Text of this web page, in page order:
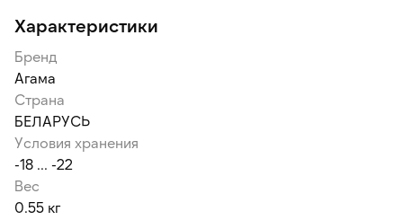
Характеристики
Бренд
Агама
Страна
БЕЛАРУСЬ
Условия хранения
-18 ... -22
Вес
0.55 кг